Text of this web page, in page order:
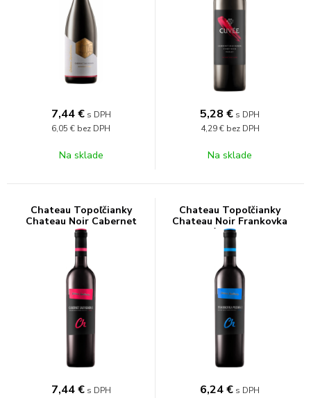
7,44 € s DPH
6,05 € bez DPH
Na sklade
5,28 € s DPH
4,29 € bez DPH
Na sklade
Chateau Topoľčianky
Chateau Noir Cabernet
Sauvignon 13% 0,75l
7,44 € s DPH
Chateau Topoľčianky
Chateau Noir Frankovka
modrá 12,5% 0,75l
6,24€ s DPH